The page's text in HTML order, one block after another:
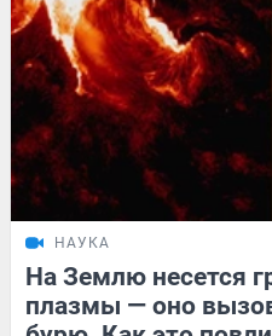
НАУКА
На Землю несется
плазмы — оно